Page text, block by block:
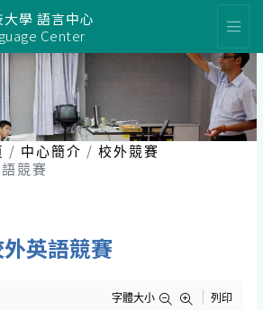
學 語言中心
Center
中心簡介
校外競賽
競賽
英語競賽
字體大小 列印